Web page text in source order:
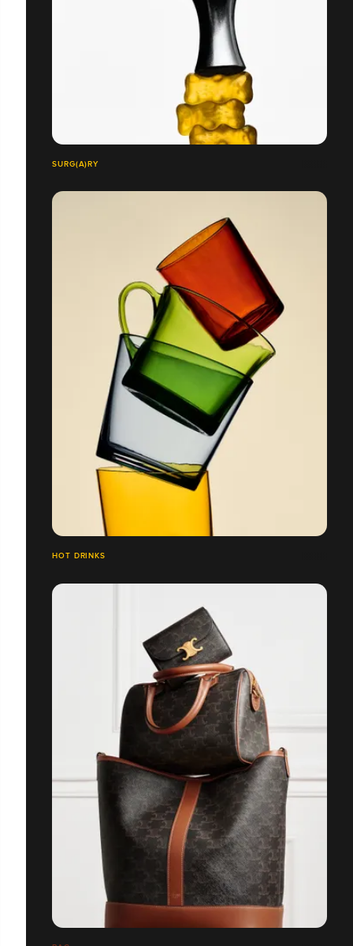
SURG(A)RY
HOT DRINKS